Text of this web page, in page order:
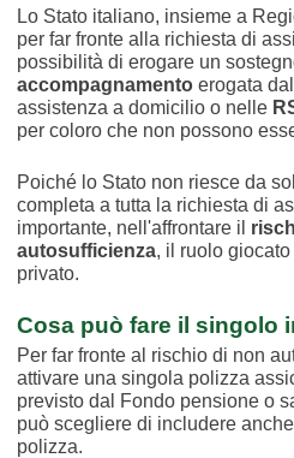
Lo Stato italiano, insieme a
per far fronte alla richiesta di
possibilità di erogare un
accompagnamentoerogata
assistenza a domicilio o nelle
per coloro che non possono
Poiché lo Stato non riesce da
completa a tutta la richiesta di
importante, nell'affrontare il
autosufficienza, il ruolo
privato.
Cosa può fare il singolo
Per far fronte al rischio di non
attivare una singola polizza
previsto dal Fondo pensione o
può scegliere di includere
polizza.